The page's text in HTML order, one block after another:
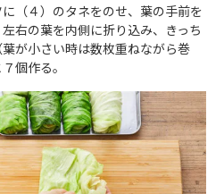
に（４）のタネをのせ、葉の手前を
右の葉を内側に折り込み、きっち
が小さい時は数枚重ねながら巻
個作る。